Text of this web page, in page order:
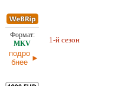
подро
бнее
1-й сезон